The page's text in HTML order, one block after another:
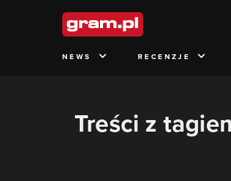
NEWS RECENZJE
Treści z